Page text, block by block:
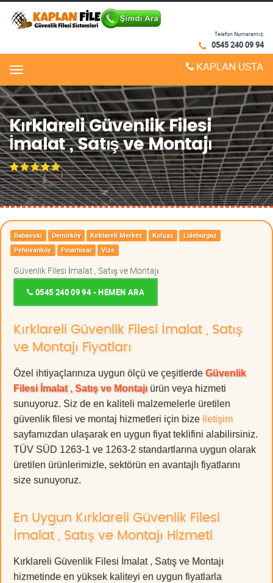
Telefon Numaramız:
0545 240 09 94
Menu KAPLAN USTA
Kırklareli Güvenlik Filesi
İmalat , Satış ve Montajı
Babaeski Demirköy Kırklareli Merkez Kofçaz
Lüleburgaz
Pehlivanköy
Pınarhisar Vize
Güvenlik Filesi İmalat , Satış ve Montajı
0545 240 09 94 - HEMEN ARA
Kırklareli Güvenlik Filesi İmalat , Satış
ve Montajı Fiyatları
Özel ihtiyaçlarınıza uygun ölçü ve çeşitlerde Güvenlik
Filesi İmalat , Satış ve Montajıürün veya hizmeti
sunuyoruz. Siz de en kaliteli malzemelerle üretilen
güvenlik filesi ve montaj hizmetleri için bize iletişim
sayfamızdan ulaşarak en uygun fiyat teklifini alabilirsiniz.
TÜV SÜD 1263-1 ve 1263-2 standartlarına uygun olarak
üretilen ürünlerimizle, sektörün en avantajlı fiyatlarını
size sunuyoruz.
En Uygun Kırklareli Güvenlik Filesi
İmalat , Satış ve Montajı Hizmeti
Kırklareli Güvenlik Filesi İmalat , Satış ve Montajı
hizmetinde en yüksek kaliteyi en uygun fiyatlarla